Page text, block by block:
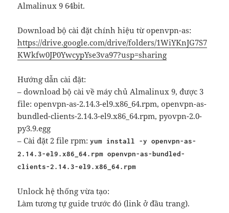
Almalinux 9 64bit.
Download bộ cài đặt chính hiệu từ openvpn-as:
https://drive.google.com/drive/folders/1WiYKnJG7S7
KWkfw0JP0YwcypYse3va97?usp=sharing
Hướng dẫn cài đặt:
– download bộ cài về máy chủ Almalinux 9, được 3
file: openvpn-as-2.14.3-el9.x86_64.rpm, openvpn-as-
bundled-clients-2.14.3-el9.x86_64.rpm, pyovpn-2.0-
py3.9.egg
– Cài đặt 2 file rpm:yum install -y openvpn-as-
2.14.3-el9.x86_64.rpm openvpn-as-bundled-
clients-2.14.3-el9.x86_64.rpm
Unlock hệ thống vừa tạo:
Làm tương tự guide trước đó (link ở đầu trang).